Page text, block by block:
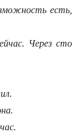
есть,
Через сто